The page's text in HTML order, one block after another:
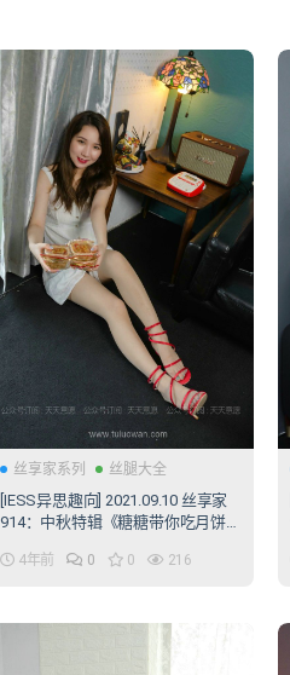
丝享家系列 丝腿大全
[IESS异思趣向] 2021.09.10 丝享家
914：中秋特辑《糖糖带你吃月饼》
4年前 0 0 216